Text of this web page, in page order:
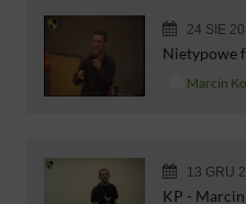
24 SIE
Nietypowe
Marcin
13 GRU
KP -